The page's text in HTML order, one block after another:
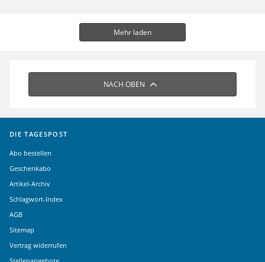
Mehr laden
NACH OBEN
DIE TAGESPOST
Abo bestellen
Geschenkabo
Artikel-Archiv
Schlagwort-Index
AGB
Sitemap
Vertrag widerrufen